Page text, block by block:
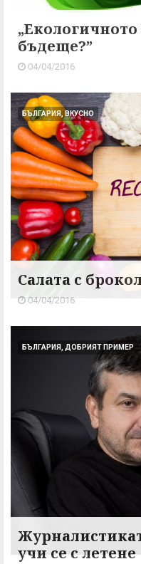
бъдеще?”
04/04/2016
БЪЛГАРИЯ, ВКУСНО
Салата с
04/04/2016
БЪЛГАРИЯ, ДОБРИЯТ ПРИМЕР
учи се с летене